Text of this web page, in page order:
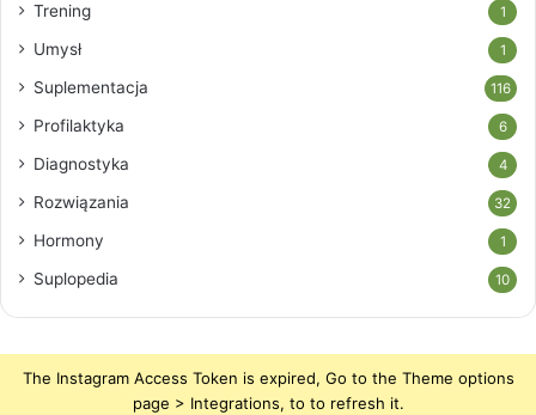
Trening 1
Umysł 1
Suplementacja 116
Profilaktyka 6
Diagnostyka 4
Rozwiązania 32
Hormony 1
Suplopedia 10
The Instagram Access Token is expired, Go to the Theme options
page > Integrations, to to refresh it.